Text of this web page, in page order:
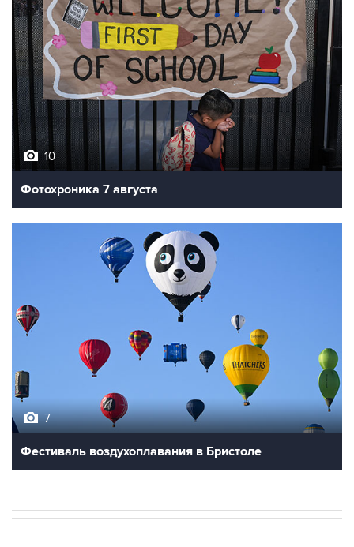
10
Фотохроника 7 августа
7
Фестиваль воздухоплавания в Бристоле